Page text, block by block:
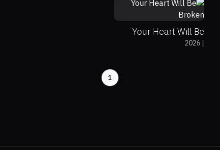
Your Heart Will Be
Broken|
2026
1